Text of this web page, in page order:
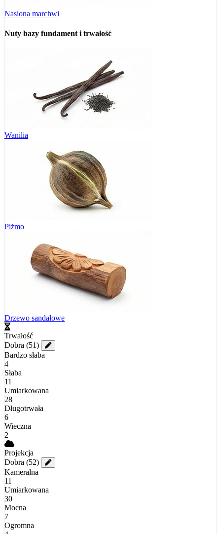
Nasiona marchwi
Nuty bazy fundament i trwałość
Wanilia
Piżmo
Drzewo sandałowe
Trwałość
Dobra (51)
Bardzo słaba
4
Słaba
11
Umiarkowana
28
Długotrwała
6
Wieczna
2
Projekcja
Dobra (52)
Kameralna
11
Umiarkowana
30
Mocna
7
Ogromna